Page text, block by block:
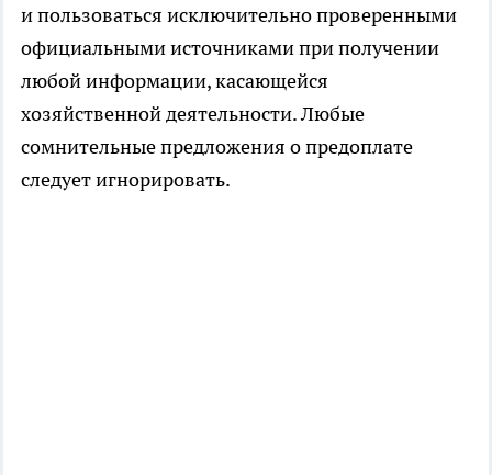
и пользоваться исключительно проверенными
официальными источниками при получении
любой информации, касающейся
хозяйственной деятельности. Любые
сомнительные предложения о предоплате
следует игнорировать.